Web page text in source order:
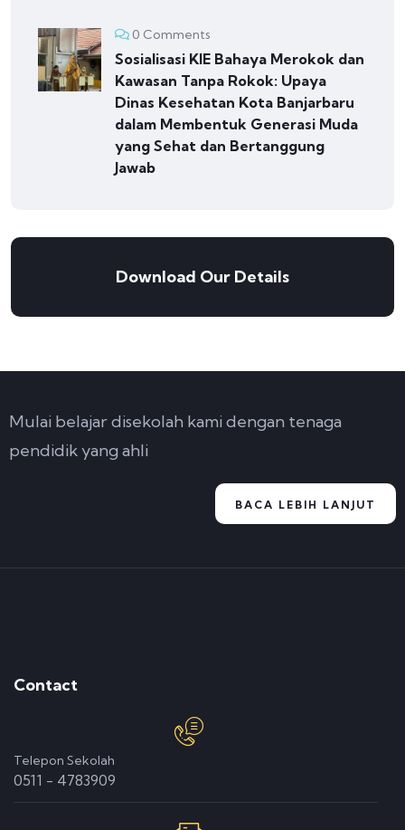
0 Comments
Sosialisasi KIE Bahaya Merokok dan
Kawasan Tanpa Rokok: Upaya
Dinas Kesehatan Kota Banjarbaru
dalam Membentuk Generasi Muda
yang Sehat dan Bertanggung
Jawab
Download Our Details
Mulai belajar disekolah kami dengan tenaga
pendidik yang ahli
BACA LEBIH LANJUT
Contact
Telepon Sekolah
0511 - 4783909